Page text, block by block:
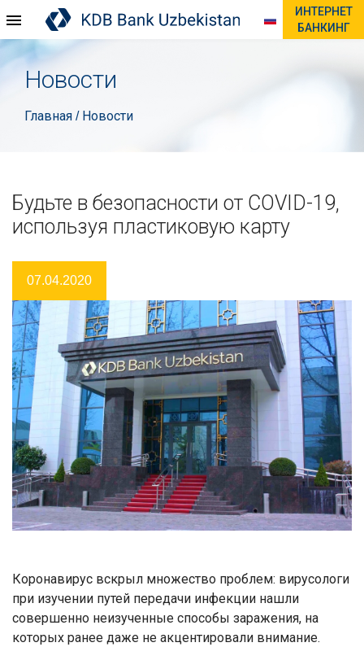
ИНТЕРНЕТ
БАНКИНГ
Новости
Главная / Новости
Будьте в безопасности от COVID-19,
используя пластиковую карту
07.04.2020
Коронавирус вскрыл множество проблем: вирусологи
при изучении путей передачи инфекции нашли
совершенно неизученные способы заражения, на
которых ранее даже не акцентировали внимание.